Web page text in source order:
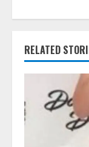
R
a
RELATED